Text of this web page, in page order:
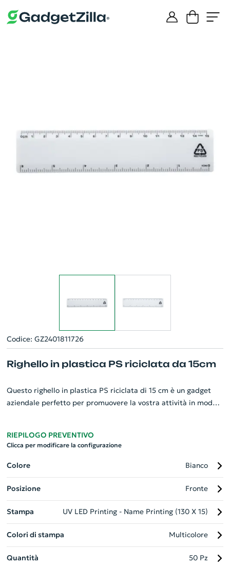
Codice: GZ2401811726
Righello in plastica PS riciclata da 15cm
Questo righello in plastica PS riciclata di 15 cm è un gadget
aziendale perfetto per promuovere la vostra attività in modo
dimensioni discrete, si adatta perfettamente a qualsiasi
Personalizzabile con il logo della vostra azienda, è il regalo
promozionale ideale per dimostrare la vostra dedizione
all'eco-sostenibilità.
RIEPILOGO PREVENTIVO
Clicca per modificare la configurazione
Colore Bianco
Posizione Fronte
Stampa UV LED Printing - Name Printing (130 X 15)
Colori di stampa Multicolore
Quantità 50 Pz